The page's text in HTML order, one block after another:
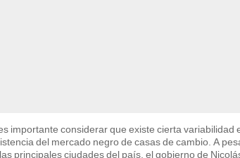
importante considerar que existe cierta variabilidad
del mercado negro de casas de cambio. A
principales ciudades del país, el gobierno de